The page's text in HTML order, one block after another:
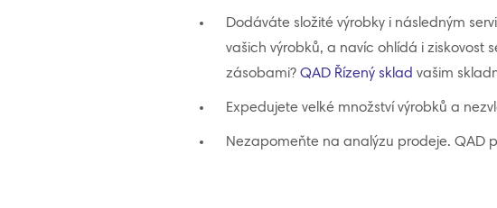
Dodáváte složité výrobky i následným
vašich výrobků, a navíc ohlídá i ziskovost
zásobami? QAD Řízený sklad vašim
Expedujete velké množství výrobků a
Nezapomeňte na analýzu prodeje. QAD